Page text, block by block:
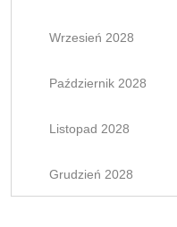
Wrzesień 2028
Październik 2028
Listopad 2028
Grudzień 2028